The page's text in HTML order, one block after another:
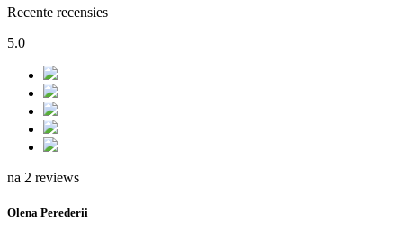
Recente recensies
5.0
na 2 reviews
Olena Perederii